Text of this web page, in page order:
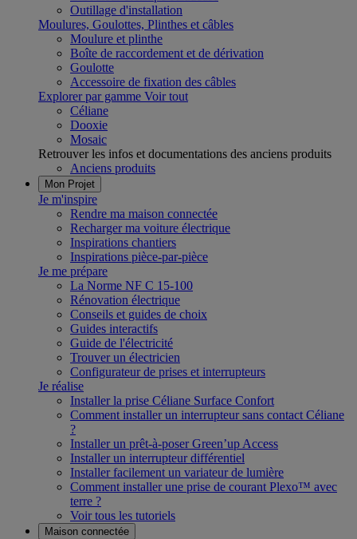
Outillage d'installation
Moulures, Goulottes, Plinthes et câbles
Moulure et plinthe
Boîte de raccordement et de dérivation
Goulotte
Accessoire de fixation des câbles
Explorer par gamme Voir tout
Céliane
Dooxie
Mosaic
Retrouver les infos et documentations des anciens produits
Anciens produits
Mon Projet
Je m'inspire
Rendre ma maison connectée
Recharger ma voiture électrique
Inspirations chantiers
Inspirations pièce-par-pièce
Je me prépare
La Norme NF C 15-100
Rénovation électrique
Conseils et guides de choix
Guides interactifs
Guide de l'électricité
Trouver un électricien
Configurateur de prises et interrupteurs
Je réalise
Installer la prise Céliane Surface Confort
Comment installer un interrupteur sans contact Céliane
?
Installer un prêt-à-poser Green’up Access
Installer un interrupteur différentiel
Installer facilement un variateur de lumière
Comment installer une prise de courant Plexo™ avec
terre ?
Voir tous les tutoriels
Maison connectée